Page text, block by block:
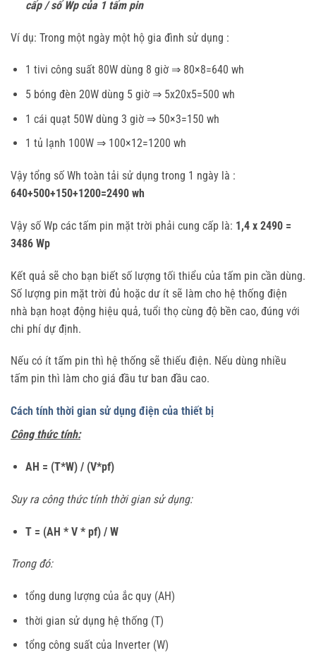
cấp / số Wp của 1 tấm pin
Ví dụ: Trong một ngày một hộ gia đình sử dụng :
1 tivi công suất 80W dùng 8 giờ ⇒ 80×8=640 wh
5 bóng đèn 20W dùng 5 giờ ⇒ 5x20x5=500 wh
1 cái quạt 50W dùng 3 giờ ⇒ 50×3=150 wh
1 tủ lạnh 100W ⇒ 100×12=1200 wh
Vậy tổng số Wh toàn tải sử dụng trong 1 ngày là :
640+500+150+1200=2490 wh
Vậy số Wp các tấm pin mặt trời phải cung cấp là: 1,4 x 2490 =
3486 Wp
Kết quả sẽ cho bạn biết số lượng tối thiểu của tấm pin cần dùng.
Số lượng pin mặt trời đủ hoặc dư ít sẽ làm cho hệ thống điện
nhà bạn hoạt động hiệu quả, tuổi thọ cùng độ bền cao, đúng với
chi phí dự định.
Nếu có ít tấm pin thì hệ thống sẽ thiếu điện. Nếu dùng nhiều
tấm pin thì làm cho giá đầu tư ban đầu cao.
Cách tính thời gian sử dụng điện của thiết bị
Công thức tính:
AH = (T*W) / (V*pf)
Suy ra công thức tính thời gian sử dụng:
T = (AH * V * pf) / W
Trong đó:
tổng dung lượng của ắc quy (AH)
thời gian sử dụng hệ thống (T)
tổng công suất của Inverter (W)